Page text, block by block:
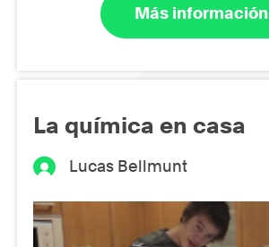
Más información
La química en casa
Lucas Bellmunt